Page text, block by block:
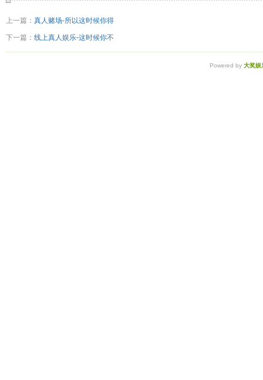
上一篇： 真人赌场-所以这时候你得
下一篇： 线上真人娱乐-这时候你不
Powered by 大奖娱